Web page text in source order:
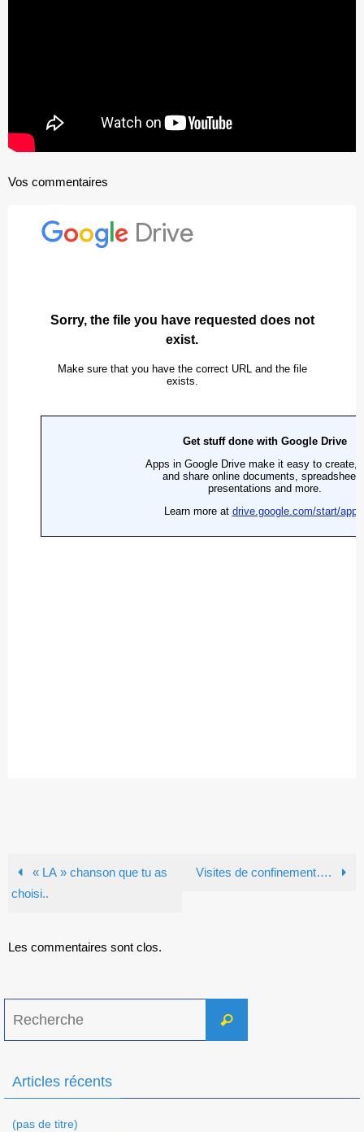
Vos commentaires
« LA » chanson que tu as
choisi..
Visites de confinement….
Les commentaires sont clos.
Recherche
Articles récents
(pas de titre)